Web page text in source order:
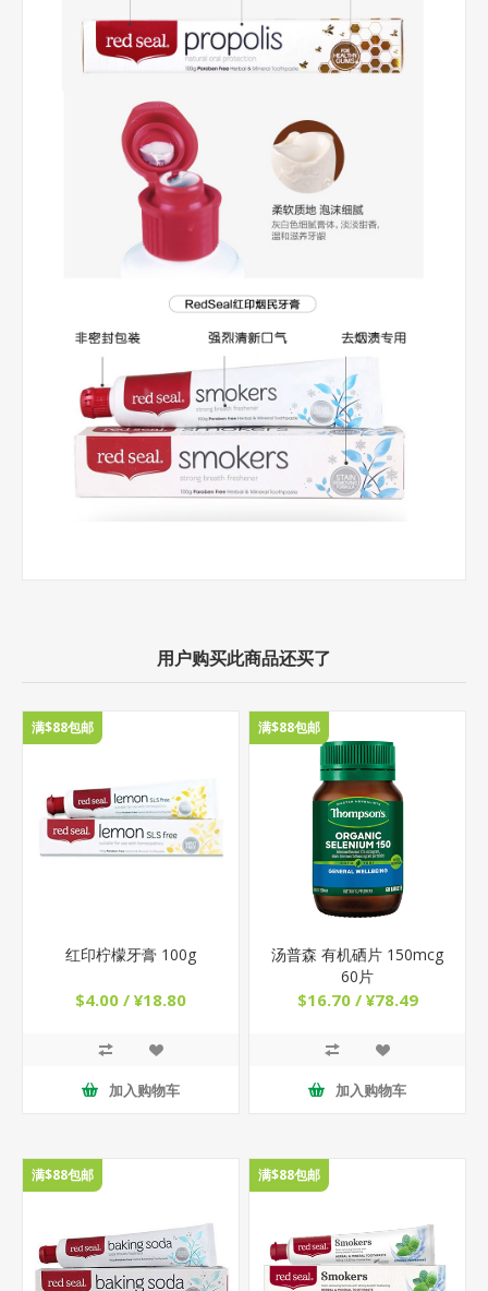
用户购买此商品还买了
满$88包邮
红印柠檬牙膏 100g
$4.00 / ¥18.80
加入购物车
满$88包邮
汤普森 有机硒片 150mcg
60片
$16.70 / ¥78.49
加入购物车
满$88包邮 满$88包邮